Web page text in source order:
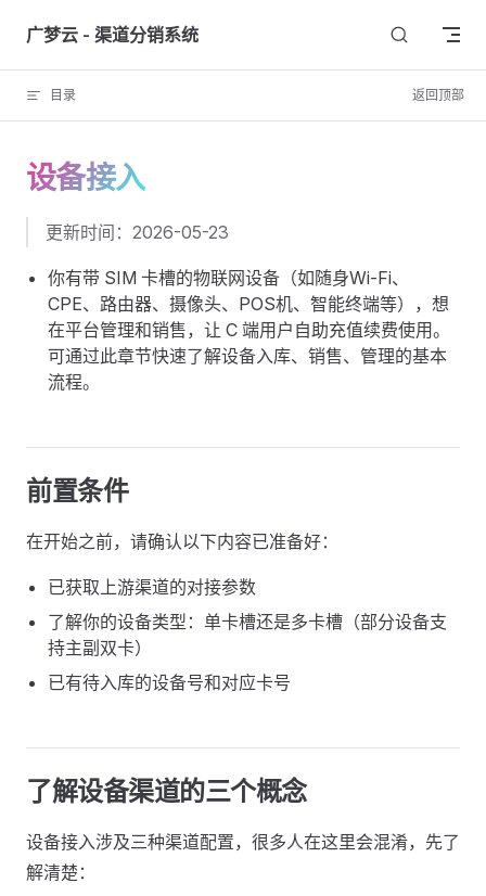
Skip to content
广梦云 - 渠道分销系统
目录 返回顶部
设备接入
更新时间：2026-05-23
你有带 SIM 卡槽的物联网设备（如随身Wi-Fi、
CPE、路由器、摄像头、POS机、智能终端等），想
在平台管理和销售，让 C 端用户自助充值续费使用。
可通过此章节快速了解设备入库、销售、管理的基本
流程。
前置条件
在开始之前，请确认以下内容已准备好：
已获取上游渠道的对接参数
了解你的设备类型：单卡槽还是多卡槽（部分设备支
持主副双卡）
已有待入库的设备号和对应卡号
了解设备渠道的三个概念
设备接入涉及三种渠道配置，很多人在这里会混淆，先了
解清楚：